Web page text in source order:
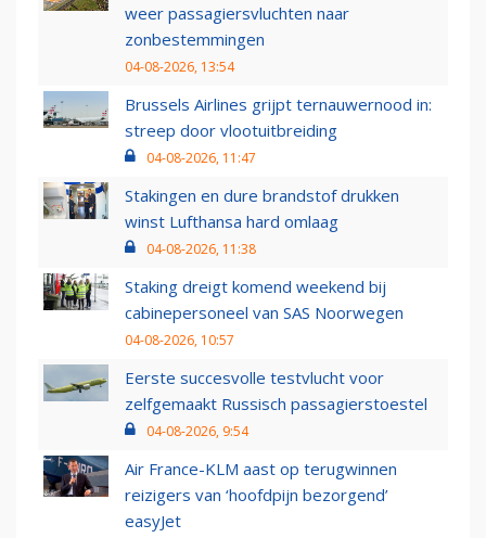
weer passagiersvluchten naar
zonbestemmingen
04-08-2026, 13:54
Brussels Airlines grijpt ternauwernood in:
streep door vlootuitbreiding
04-08-2026, 11:47
Stakingen en dure brandstof drukken
winst Lufthansa hard omlaag
04-08-2026, 11:38
Staking dreigt komend weekend bij
cabinepersoneel van SAS Noorwegen
04-08-2026, 10:57
Eerste succesvolle testvlucht voor
zelfgemaakt Russisch passagierstoestel
04-08-2026, 9:54
Air France-KLM aast op terugwinnen
reizigers van ‘hoofdpijn bezorgend’
easyJet